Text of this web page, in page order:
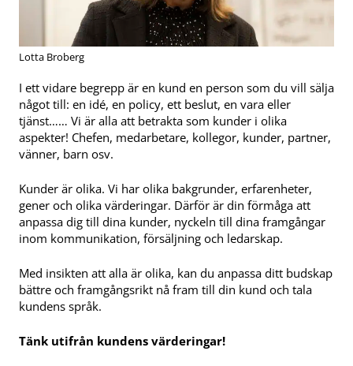
Lotta Broberg
I ett vidare begrepp är en kund en person som du vill sälja
något till: en idé, en policy, ett beslut, en vara eller
tjänst…… Vi är alla att betrakta som kunder i olika
aspekter! Chefen, medarbetare, kollegor, kunder, partner,
vänner, barn osv.
Kunder är olika. Vi har olika bakgrunder, erfarenheter,
gener och olika värderingar. Därför är din förmåga att
anpassa dig till dina kunder, nyckeln till dina framgångar
inom kommunikation, försäljning och ledarskap.
Med insikten att alla är olika, kan du anpassa ditt budskap
bättre och framgångsrikt nå fram till din kund och tala
kundens språk.
Tänk utifrån kundens värderingar!